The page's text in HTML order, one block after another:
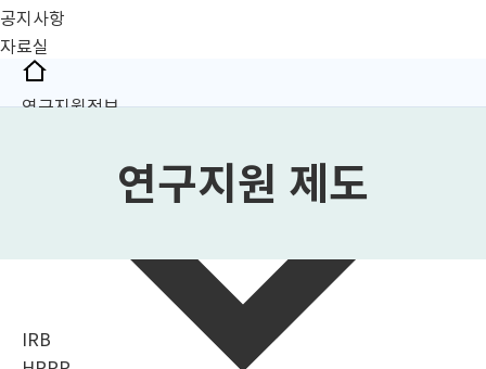
공지사항
자료실
연구지원정보
연구지원 제도
IRB